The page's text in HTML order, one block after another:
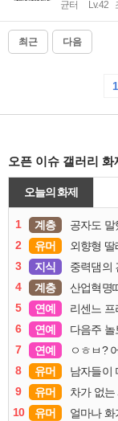
균터 Lv.42
최근 다음
1
오픈 이슈 갤러리 화
오늘의 화제
1 계층 공자도
2
유머 외향형 딸
3
지식 중력댐의
4
계층 산업혁명
5
연예 리센느
6
연예 다음주 놀
7
연예 ㅇㅎㅂ?
8
유머 남자들이
9
유머 차가 없
10
유머 얼마나